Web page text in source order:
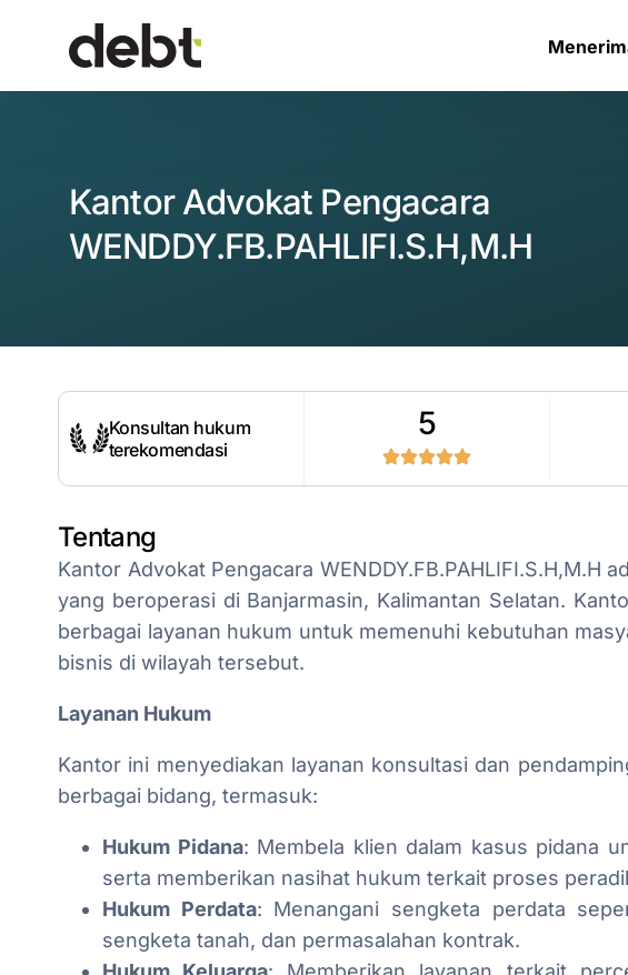
Kantor Advokat Pengacara
WENDDY.FB.PAHLIFI.S.H,M.H
Konsultan hukum
terekomendasi
5
Tentang
Kantor Advokat Pengacara WENDDY.FB.PAHLIFI.S.H,M.H
yang beroperasi di Banjarmasin, Kalimantan Selatan.
berbagai layanan hukum untuk memenuhi kebutuhan
bisnis di wilayah tersebut.
Layanan Hukum
Kantor ini menyediakan layanan konsultasi dan
berbagai bidang, termasuk:
Hukum Pidana: Membela klien dalam kasus pidana
serta memberikan nasihat hukum terkait proses
Hukum Perdata: Menangani sengketa perdata
sengketa tanah, dan permasalahan kontrak.